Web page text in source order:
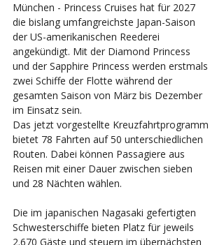
München - Princess Cruises hat für 2027
die bislang umfangreichste Japan-Saison
der US-amerikanischen Reederei
angekündigt. Mit der Diamond Princess
und der Sapphire Princess werden erstmals
zwei Schiffe der Flotte während der
gesamten Saison von März bis Dezember
im Einsatz sein.
Das jetzt vorgestellte Kreuzfahrtprogramm
bietet 78 Fahrten auf 50 unterschiedlichen
Routen. Dabei können Passagiere aus
Reisen mit einer Dauer zwischen sieben
und 28 Nächten wählen.
Die im japanischen Nagasaki gefertigten
Schwesterschiffe bieten Platz für jeweils
2.670 Gäste und steuern im übernächsten